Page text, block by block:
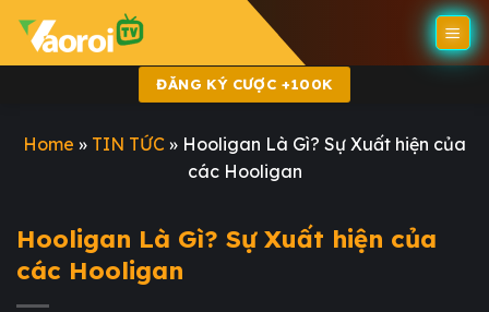
content
ĐĂNG KÝ CƯỢC +100K
Home » TIN TỨC » Hooligan Là Gì? Sự Xuất hiện của
các Hooligan
Hooligan Là Gì? Sự Xuất hiện của
các Hooligan